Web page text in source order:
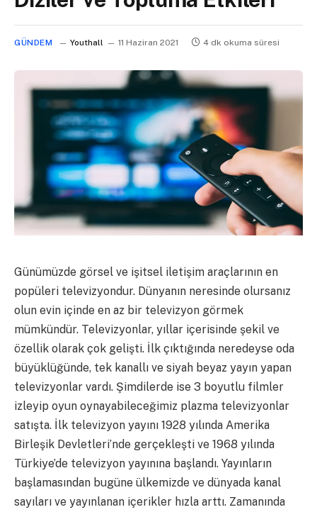
GÜNDEM Youthall 11 Haziran 2021 4 dk okuma süresi
Günümüzde görsel ve işitsel iletişim araçlarının en
popüleri televizyondur. Dünyanın neresinde olursanız
olun evin içinde en az bir televizyon görmek
mümkündür. Televizyonlar, yıllar içerisinde şekil ve
özellik olarak çok gelişti. İlk çıktığında neredeyse oda
büyüklüğünde, tek kanallı ve siyah beyaz yayın yapan
televizyonlar vardı. Şimdilerde ise 3 boyutlu filmler
izleyip oyun oynayabileceğimiz plazma televizyonlar
satışta. İlk televizyon yayını 1928 yılında Amerika
Birleşik Devletleri’nde gerçekleşti ve 1968 yılında
Türkiye’de televizyon yayınına başlandı. Yayınların
başlamasından bugüne ülkemizde ve dünyada kanal
sayıları ve yayınlanan içerikler hızla arttı. Zamanında